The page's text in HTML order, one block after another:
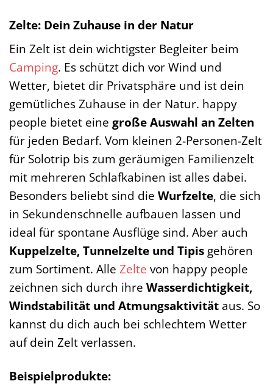
Zelte: Dein Zuhause in der Natur
Ein Zelt ist dein wichtigster Begleiter beim
Camping. Es schützt dich vor Wind und
Wetter, bietet dir Privatsphäre und ist dein
gemütliches Zuhause in der Natur. happy
people bietet eine große Auswahl an Zelten
für jeden Bedarf. Vom kleinen 2-Personen-Zelt
für Solotrip bis zum geräumigen Familienzelt
mit mehreren Schlafkabinen ist alles dabei.
Besonders beliebt sind die Wurfzelte, die sich
in Sekundenschnelle aufbauen lassen und
ideal für spontane Ausflüge sind. Aber auch
Kuppelzelte, Tunnelzelte und Tipis gehören
zum Sortiment. Alle Zelte von happy people
zeichnen sich durch ihre Wasserdichtigkeit,
Windstabilität und Atmungsaktivität aus. So
kannst du dich auch bei schlechtem Wetter
auf dein Zelt verlassen.
Beispielprodukte: